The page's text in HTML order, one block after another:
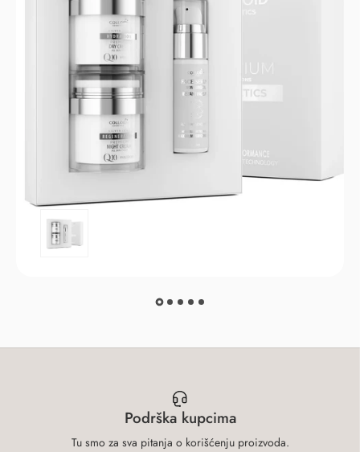
Pogledaj proizvod
Podrška kupcima
Tu smo za sva pitanja o korišćenju proizvoda.